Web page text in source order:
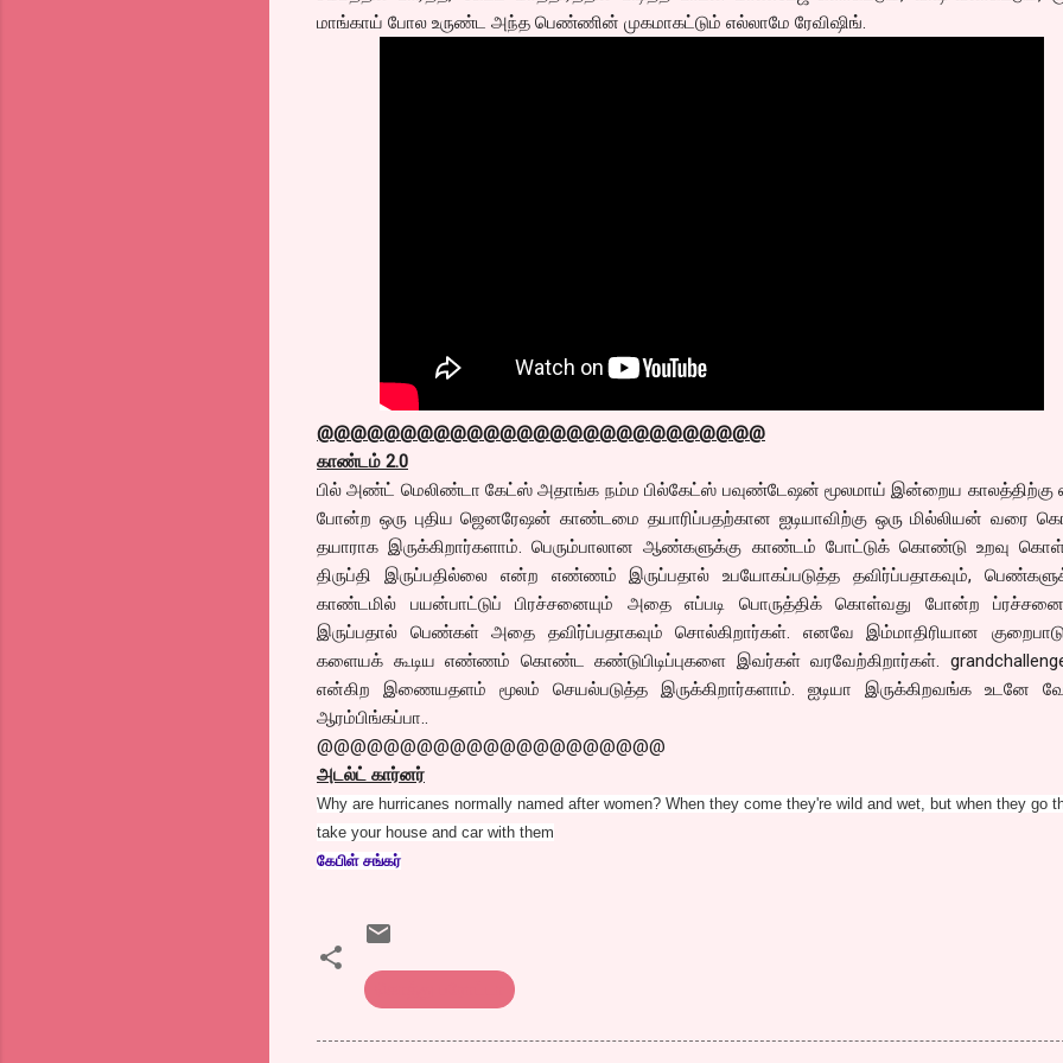
மாங்காய் போல உருண்ட அந்த பெண்ணின் முகமாகட்டும் எல்லாமே ரேவிஷிங்.
@@@@@@@@@@@@@@@@@@@@@@@@@@@
காண்டம் 2.0
பில் அண்ட் மெலிண்டா கேட்ஸ் அதாங்க நம்ம பில்கேட்ஸ் பவுண்டேஷன் மூலமாய் இன்றைய காலத்திற்கு
போன்ற ஒரு புதிய ஜெனரேஷன் காண்டமை தயாரிப்பதற்கான ஐடியாவிற்கு ஒரு மில்லியன் வரை
தயாராக இருக்கிறார்களாம். பெரும்பாலான ஆண்களுக்கு காண்டம் போட்டுக் கொண்டு உறவு
திருப்தி இருப்பதில்லை என்ற எண்ணம் இருப்பதால் உபயோகப்படுத்த தவிர்ப்பதாகவும்,
காண்டமில் பயன்பாட்டுப் பிரச்சனையும் அதை எப்படி பொருத்திக் கொள்வது போன்ற
இருப்பதால் பெண்கள் அதை தவிர்ப்பதாகவும் சொல்கிறார்கள். எனவே இம்மாதிரியான
களையக் கூடிய எண்ணம் கொண்ட கண்டுபிடிப்புகளை இவர்கள் வரவேற்கிறார்கள்.
என்கிற இணையதளம் மூலம் செயல்படுத்த இருக்கிறார்களாம். ஐடியா இருக்கிறவங்க உடனே
ஆரம்பிங்கப்பா..
@@@@@@@@@@@@@@@@@@@@@
அடல்ட் கார்னர்
Why are hurricanes normally named after women? When they come they're wild and wet, but when they go
take your house and car with them
கேபிள் சங்கர்